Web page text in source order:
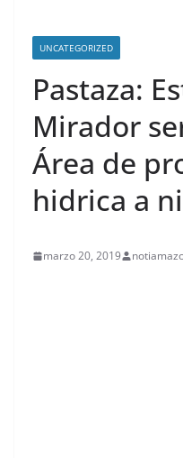
UNCATEGORIZED
Pastaza:
Mirador
Área de
hidrica a
marzo 20, 2019